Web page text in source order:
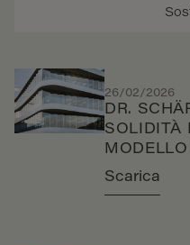
26/02/2026
DR.
SOLIDITÀ
Scarica